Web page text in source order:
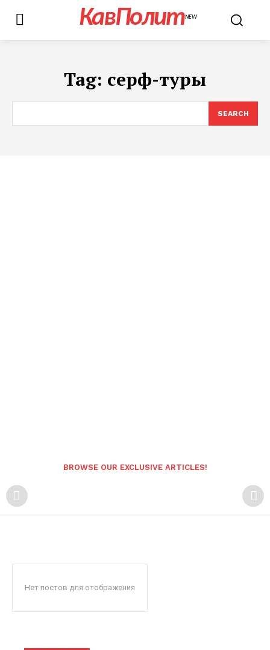
КавПолитNEW
Tag: серф-туры
SEARCH
BROWSE OUR EXCLUSIVE ARTICLES!
Нет постов для отображения